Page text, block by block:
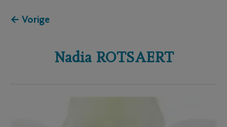
← Vorige
Nadia ROTSAERT